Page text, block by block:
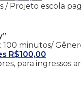
/ Projeto escola
100 minutos/
R$100,00
para ingressos